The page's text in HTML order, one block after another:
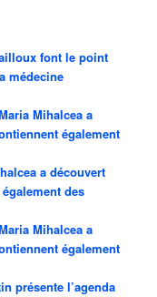
font le point
médecine
Mihalcea a
également
a découvert
des
Mihalcea a
également
présente l’agenda